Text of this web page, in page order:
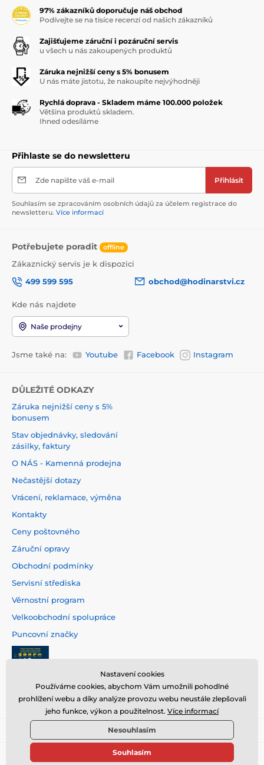
97% zákazníků doporučuje náš obchod
Podívejte se na tisíce recenzí od našich zákazníků
Zajišťujeme záruční i pozáruční servis
u všech u nás zakoupených produktů
Záruka nejnižší ceny s 5% bonusem
U nás máte jistotu, že nakoupíte nejvýhodněji
Rychlá doprava - Skladem máme 100.000 položek
Většina produktů skladem.
Ihned odesíláme
Přihlaste se do newsletteru
Zde napište váš e-mail Přihlásit
Souhlasím se zpracováním osobních údajů za účelem registrace do
newsletteru. Více informací
Potřebujete poradit offline
Zákaznický servis je k dispozici
499 599 595
obchod@hodinarstvi.cz
Kde nás najdete
Naše prodejny
Jsme také na: Youtube Facebook Instagram
DŮLEŽITÉ ODKAZY
Záruka nejnižší ceny s 5%
bonusem
Stav objednávky, sledování
zásilky, faktury
O NÁS - Kamenná prodejna
Nečastější dotazy
Vrácení, reklamace, výměna
Kontakty
Ceny poštovného
Záruční opravy
Obchodní podmínky
Servisní střediska
Věrnostní program
Velkoobchodní spolupráce
Puncovní značky
© 2026 www.hodinarstvi.cz ⦁ E-shop vytvořila SIMPLIA.cz
Nastavení cookies
Používáme cookies, abychom Vám umožnili pohodlné
prohlížení webu a díky analýze provozu webu neustále zlepšovali
jeho funkce, výkon a použitelnost. Více informací
Nesouhlasím
Souhlasím